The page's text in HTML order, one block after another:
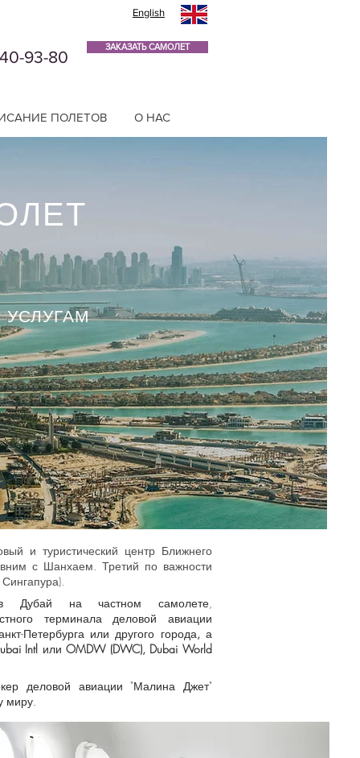
English
93-80
ЗАКАЗАТЬ САМОЛЕТ
ПОЛЕТОВ О НАС
и туристический центр Ближнего
с Шанхаем. Третий по важности
Дубай на частном самолете,
терминала деловой авиации
Петербурга или другого города,а
Intl илиOMDW (DWC), Dubai World
деловой авиации "Малина Джет"
миру.